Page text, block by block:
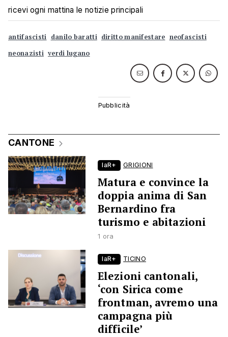
ricevi ogni mattina le notizie principali
antifascisti danilo baratti diritto manifestare neofascisti
neonazisti verdi lugano
CANTONE
laR+ GRIGIONI
Matura e convince la
doppia anima di San
Bernardino fra
turismo e abitazioni
1 ora
laR+ TICINO
Elezioni cantonali,
‘con Sirica come
frontman, avremo una
campagna più
difficile’